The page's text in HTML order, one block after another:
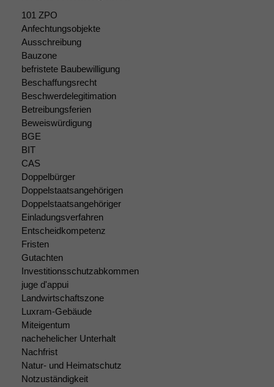
101 ZPO
Anfechtungsobjekte
Ausschreibung
Bauzone
befristete Baubewilligung
Beschaffungsrecht
Beschwerdelegitimation
Betreibungsferien
Beweiswürdigung
BGE
BIT
CAS
Doppelbürger
Doppelstaatsangehörigen
Doppelstaatsangehöriger
Einladungsverfahren
Entscheidkompetenz
Fristen
Gutachten
Investitionsschutzabkommen
juge d'appui
Landwirtschaftszone
Luxram-Gebäude
Miteigentum
nachehelicher Unterhalt
Nachfrist
Natur- und Heimatschutz
Notzuständigkeit